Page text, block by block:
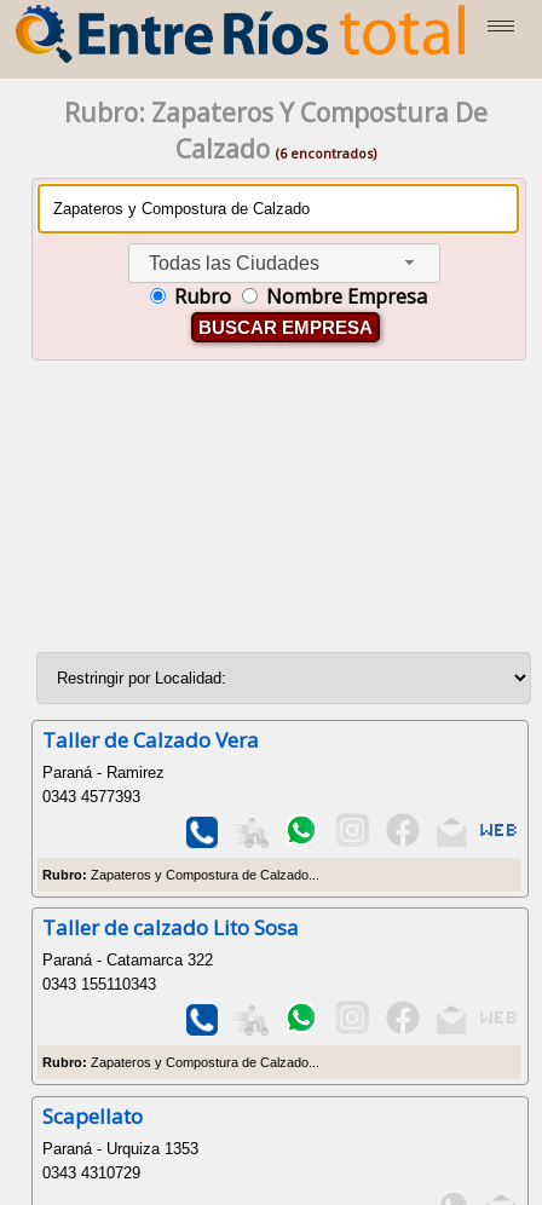
Rubro: Zapateros Y Compostura De
Calzado(6 encontrados)
Todas las Ciudades
Rubro Nombre Empresa
BUSCAR EMPRESA
Taller de Calzado Vera
Paraná - Ramirez
0343 4577393
Rubro: Zapateros y Compostura de Calzado...
Taller de calzado Lito Sosa
Paraná - Catamarca 322
0343 155110343
Rubro: Zapateros y Compostura de Calzado...
Scapellato
Paraná - Urquiza 1353
0343 4310729